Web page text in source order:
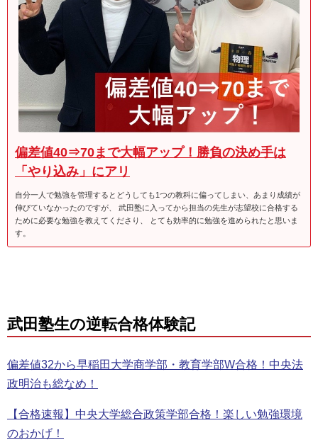
偏差値40⇒70まで大幅アップ！勝負の決め手は
「やり込み」にアリ
自分一人で勉強を管理するとどうしても1つの教科に偏ってしまい、あまり成績が
伸びていなかったのですが、 武田塾に入ってから担当の先生が志望校に合格する
ために必要な勉強を教えてくださり、 とても効率的に勉強を進められたと思いま
す。
武田塾生の逆転合格体験記
偏差値32から早稲田大学商学部・教育学部W合格！中央法
政明治も総なめ！
【合格速報】中央大学総合政策学部合格！楽しい勉強環境
のおかげ！